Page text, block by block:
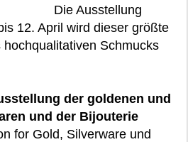
Die Ausstellung
12. April wird dieser größte
Schmucks
der goldenen und
und der Bijouterie
for Gold, Silverware und